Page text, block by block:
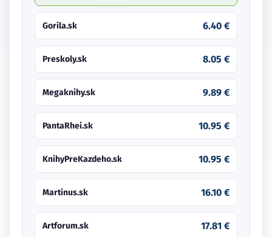
Gorila.sk 6.40 €
Preskoly.sk 8.05 €
Megaknihy.sk 9.89 €
PantaRhei.sk 10.95 €
KnihyPreKazdeho.sk 10.95 €
Martinus.sk 16.10 €
Artforum.sk 17.81 €